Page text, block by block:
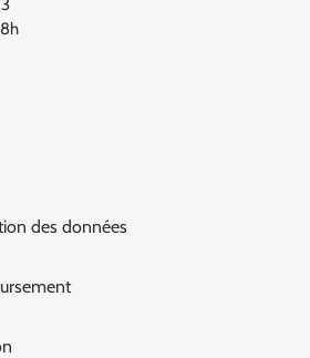
des données